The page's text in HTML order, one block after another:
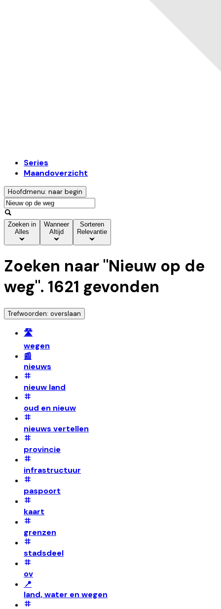
Series
Maandoverzicht
Hoofdmenu: naar begin
Zoeken in
Alles
Wanneer
Altijd
Sorteren
Relevantie
Zoeken naar "Nieuw op de
weg". 1621 gevonden
Trefwoorden: overslaan
🛣️
wegen
📰
nieuws
nieuw land
oud en nieuw
nieuws vertellen
provincie
infrastructuur
paspoort
kaart
grenzen
stadsdeel
ov
📍
land, water en wegen